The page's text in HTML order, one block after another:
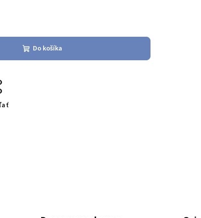
Do košíka